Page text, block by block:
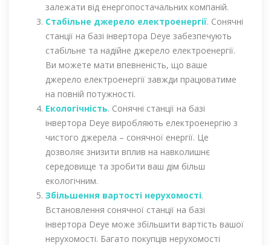
залежати від енергопостачальних компаній.
Стабільне джерело електроенергії. Сонячні
станції на базі інвертора Deye забезпечують
стабільне та надійне джерело електроенергії.
Ви можете мати впевненість, що ваше
джерело електроенергії завжди працюватиме
на повній потужності.
Екологічність. Сонячні станції на базі
інвертора Deye виробляють електроенергію з
чистого джерела – сонячної енергії. Це
дозволяє знизити вплив на навколишнє
середовище та зробити ваш дім більш
екологічним.
Збільшення вартості нерухомості.
Встановлення сонячної станції на базі
інвертора Deye може збільшити вартість вашої
нерухомості. Багато покупців нерухомості